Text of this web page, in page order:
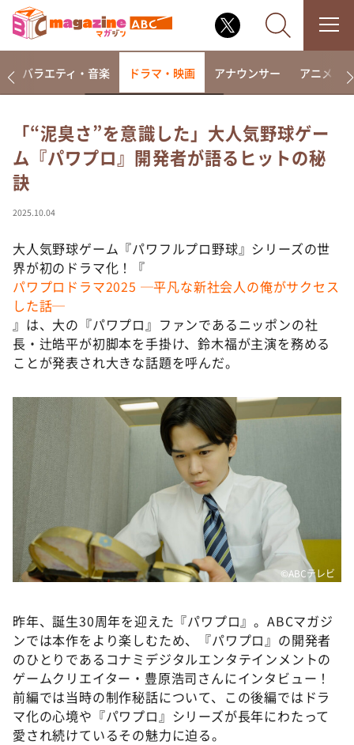
なるみ・岡村の過ぎるTV
これ余談なんですけど・・・
て真剣です
探偵！ナイトスクープ
news おかえり
河合＆A.B.C-Z塚田×福井アナ「なんでやねん！？」
（news おかえり）
DAIGOも台所 ～きょうの献立 何にする？～
朝だ！生です旅サラダ
教えて！ニュースライブ 正義のミカタ
ＬＩＦＥ～夢のカタチ～
新婚さんいらっしゃい！
ポツンと一軒家
ザキ山小屋本館
ぺこぱのまるスポ
バラエティ・音楽 ドラマ・映画 アナウンサー アニメ・
「“泥臭さ”を意識した」大人気野球ゲー
ム『パワプロ』開発者が語るヒットの秘
訣
2025.10.04
大人気野球ゲーム『パワフルプロ野球』シリーズの世
界が初のドラマ化！『
パワプロドラマ2025 ─平凡な新社会人の俺がサクセス
した話─
』は、大の『パワプロ』ファンであるニッポンの社
長・辻皓平が初脚本を手掛け、鈴木福が主演を務める
ことが発表され大きな話題を呼んだ。
©ABCテレビ
昨年、誕生30周年を迎えた『パワプロ』。ABCマガジ
ンでは本作をより楽しむため、『パワプロ』の開発者
のひとりであるコナミデジタルエンタテインメントの
ゲームクリエイター・豊原浩司さんにインタビュー！
前編では当時の制作秘話について、この後編ではドラ
マ化の心境や『パワプロ』シリーズが長年にわたって
愛され続けているその魅力に迫る。